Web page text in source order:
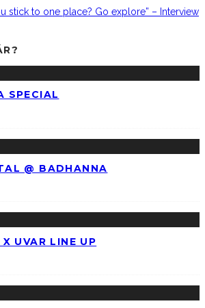
stick to one place? Go explore” – Interview
SPECIAL
@ BADHANNA
UVAR LINE UP